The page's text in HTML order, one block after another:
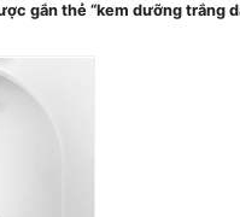
gắn thẻ “kem dưỡng trắng